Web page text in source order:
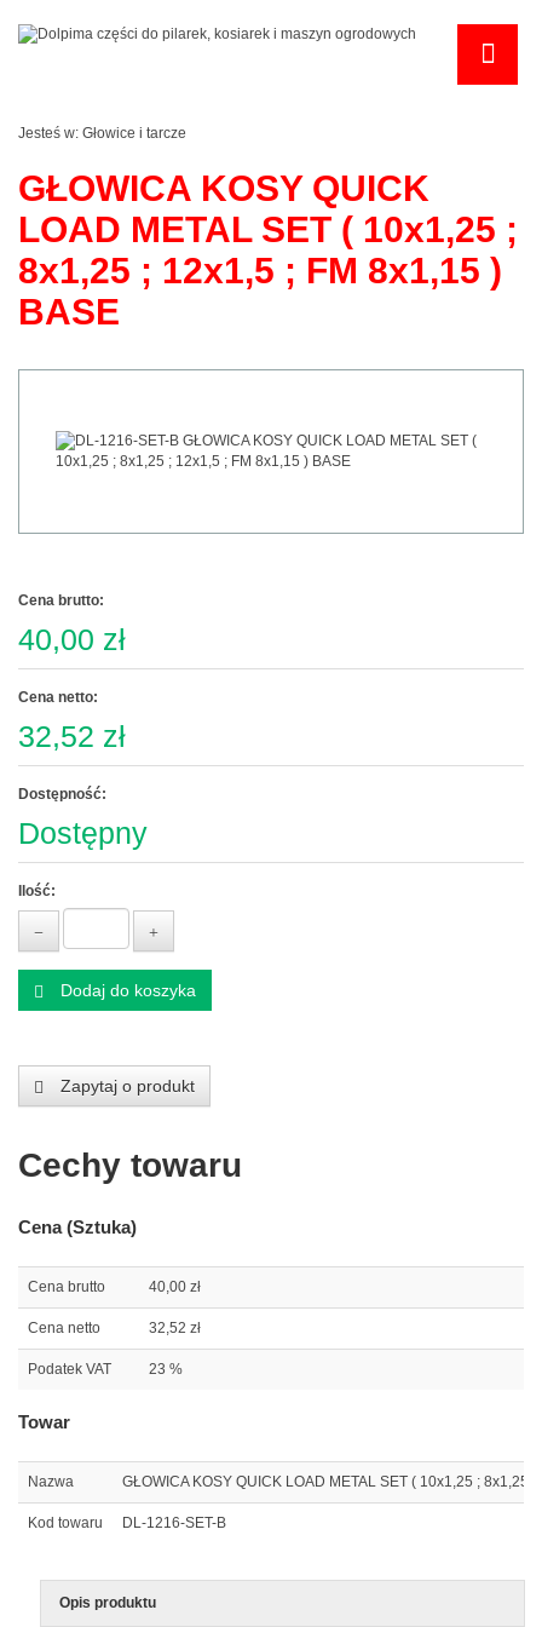
Jesteś w: Głowice i tarcze
GŁOWICA KOSY QUICK
LOAD METAL SET ( 10x1,25 ;
8x1,25 ; 12x1,5 ; FM 8x1,15 )
BASE
Cena brutto:
40,00 zł
Cena netto:
32,52 zł
Dostępność:
Dostępny
Ilość:
Dodaj do koszyka
Zapytaj o produkt
Cechy towaru
Cena (Sztuka)
Cena brutto 40,00 zł
Cena netto 32,52 zł
Podatek VAT 23 %
Towar
Nazwa GŁOWICA KOSY QUICK LOAD METAL SET ( 10x1,25 ; 8x1,25
Kod towaru DL-1216-SET-B
Opis produktu